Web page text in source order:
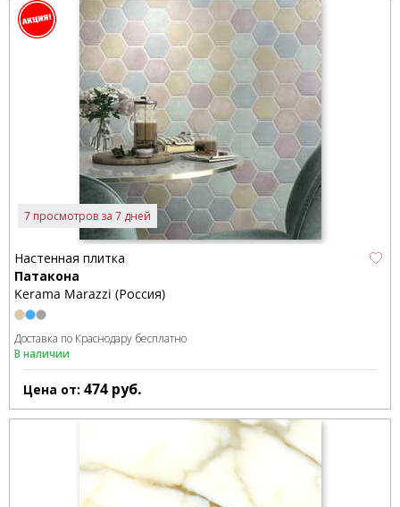
7 просмотров за 7 дней
Настенная плитка
Патакона
Kerama Marazzi (Россия)
Доставка по Краснодару бесплатно
В наличии
Цена от: 474 руб.